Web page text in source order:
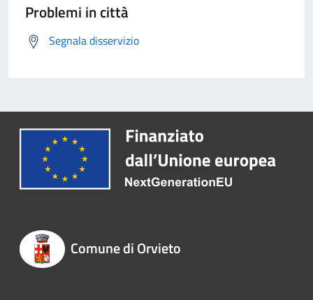
Problemi in città
Segnala disservizio
Comune di Orvieto